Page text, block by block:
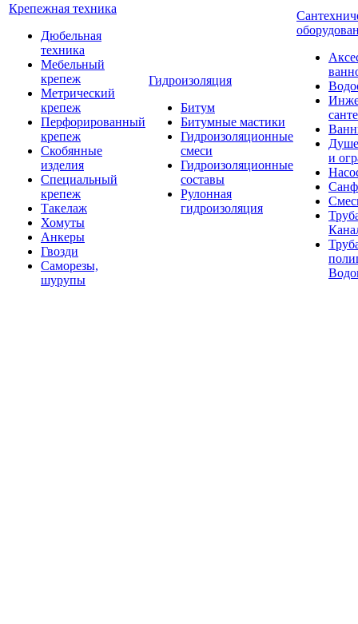
Крепежная техника
Дюбельная
техника
Мебельный
крепеж
Метрический
крепеж
Перфорированный
крепеж
Скобянные
изделия
Специальный
крепеж
Такелаж
Хомуты
Анкеры
Гвозди
Саморезы,
шурупы
Гидроизоляция
Битум
Битумные мастики
Гидроизоляционные
смеси
Гидроизоляционные
составы
Рулонная
гидроизоляция
и